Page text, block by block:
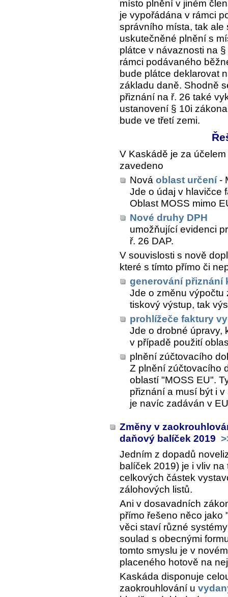
místo plnění v jiném
je vypořádána v rámci
správního místa, tak ale
uskutečněné plnění s
plátce v návaznosti na
rámci podávaného
bude plátce deklarovat
základu daně. Shodně
přiznání na ř. 26 také
ustanovení § 10i
bude ve třetí zemi.
V Kaskádě je za
zavedeno
Nová oblast určení-
Jde o údaj v hlavičce
Oblast MOSS mimo
Nové druhy DPH
umožňující evidenci
ř. 26 DAP.
V souvislosti s nově
které s tímto přímo či
generování přiznání
Jde o změnu výpočtu
tiskový výstup, tak
prohlížeče faktury
Jde o drobné úpravy,
v případě použití
plnění zúčtovacího
Z plnění zúčtovacího
oblastí "MOSS EU".
přiznání a musí být i
je navíc zadáván v
Změny v
daňový balíček 2019
Jedním z dopadů
balíček 2019) je i vliv
celkových částek
zálohových listů.
Ani v dosavadních
přímo řešeno něco jako
věci staví různé
soulad s obecnými
tomto smyslu je v
placeného hotově na
Kaskáda disponuje
zaokrouhlování u